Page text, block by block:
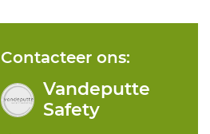
Contacteer ons:
Vandeputte
Safety